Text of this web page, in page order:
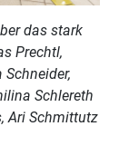
das stark
Prechtl,
Schlereth
Ari Schmittutz